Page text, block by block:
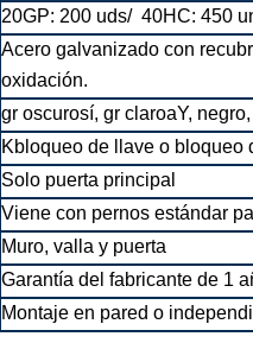
20GP: 200 uds/ 40HC: 450
Acero galvanizado con
oxidación.
gr oscurosí, gr claroaY,
Kbloqueo de llave o bloqueo
Solo puerta principal
Viene con pernos estándar
Muro, valla y puerta
Garantía del fabricante de 1
Montaje en pared o